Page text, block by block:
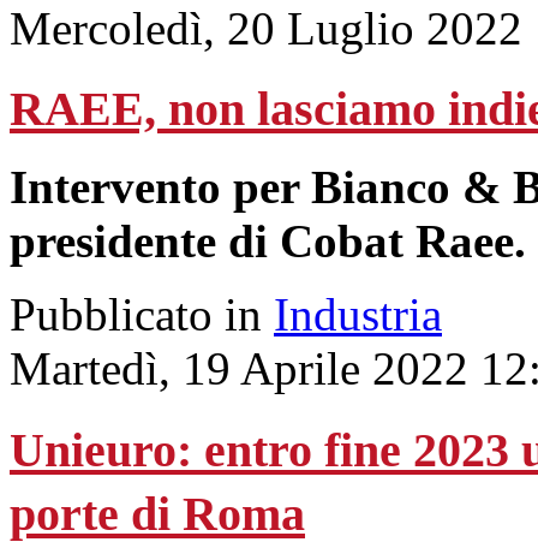
Mercoledì, 20 Luglio 2022
RAEE, non lasciamo
Intervento per Bianco &
presidente di Cobat Raee.
Pubblicato in Industria
Martedì, 19 Aprile 2022
Unieuro: entro fine 2023
porte di Roma